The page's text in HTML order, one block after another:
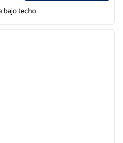
bajo techo